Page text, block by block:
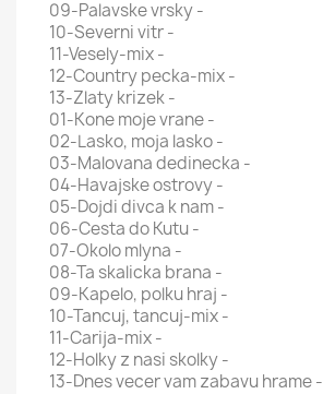
09-Palavske vrsky -
10-Severni vitr -
11-Vesely-mix -
12-Country pecka-mix -
13-Zlaty krizek -
01-Kone moje vrane -
02-Lasko, moja lasko -
03-Malovana dedinecka -
04-Havajske ostrovy -
05-Dojdi divca k nam -
06-Cesta do Kutu -
07-Okolo mlyna -
08-Ta skalicka brana -
09-Kapelo, polku hraj -
10-Tancuj, tancuj-mix -
11-Carija-mix -
12-Holky z nasi skolky -
13-Dnes vecer vam zabavu hrame -